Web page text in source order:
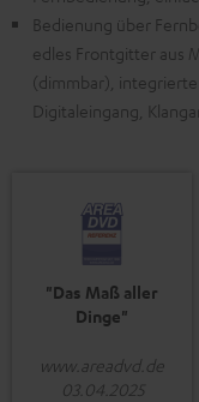
Bedienung über
edles Frontgitter aus
(dimmbar),
Digitaleingang,
"Das Maß aller
Dinge"
www.areadvd.de
03.04.2025